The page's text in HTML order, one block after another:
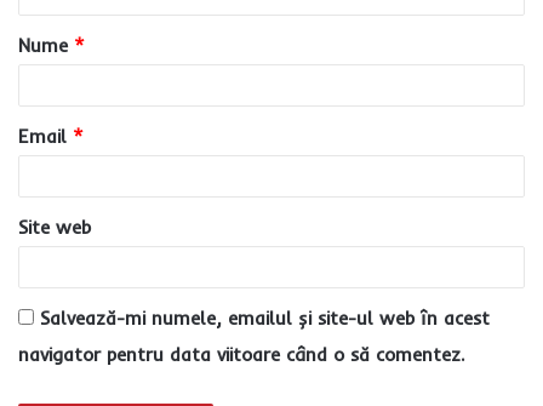
a
r
*
Nume *
Email *
Site web
Salvează-mi numele, emailul și site-ul web în acest
navigator pentru data viitoare când o să comentez.